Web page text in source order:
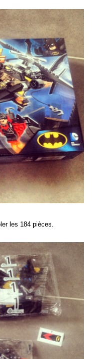
les 184 pièces.